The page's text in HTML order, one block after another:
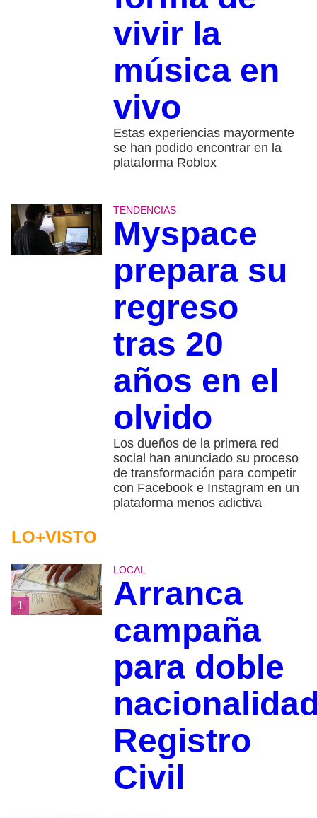
vivir la
música en
vivo
Estas experiencias mayormente
se han podido encontrar en la
plataforma Roblox
TENDENCIAS
Myspace
prepara su
regreso
tras 20
años en el
olvido
Los dueños de la primera red
social han anunciado su proceso
de transformación para competir
con Facebook e Instagram en un
plataforma menos adictiva
LO+VISTO
1
LOCAL
Arranca
campaña
para doble
Registro
Civil